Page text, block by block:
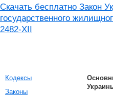
Скачать бесплатно Закон
государственного
2482-XII
Кодексы
Законы